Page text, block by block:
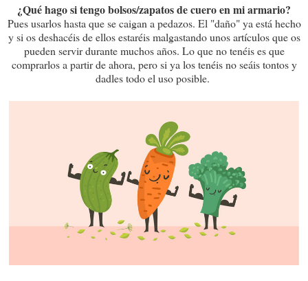
¿Qué hago si tengo bolsos/zapatos de cuero en mi armario?
Pues usarlos hasta que se caigan a pedazos. El "daño" ya está hecho
y si os deshacéis de ellos estaréis malgastando unos artículos que os
pueden servir durante muchos años. Lo que no tenéis es que
comprarlos a partir de ahora, pero si ya los tenéis no seáis tontos y
dadles todo el uso posible.